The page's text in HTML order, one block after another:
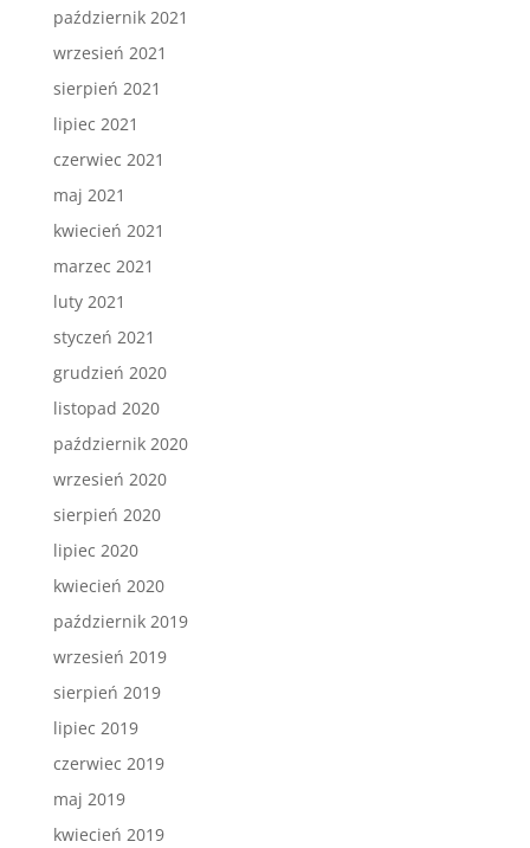
październik 2021
wrzesień 2021
sierpień 2021
lipiec 2021
czerwiec 2021
maj 2021
kwiecień 2021
marzec 2021
luty 2021
styczeń 2021
grudzień 2020
listopad 2020
październik 2020
wrzesień 2020
sierpień 2020
lipiec 2020
kwiecień 2020
październik 2019
wrzesień 2019
sierpień 2019
lipiec 2019
czerwiec 2019
maj 2019
kwiecień 2019